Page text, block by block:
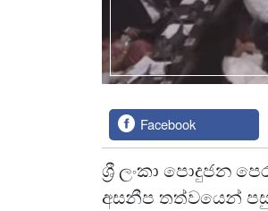
Facebook
ශ්‍රී ලංකා පොදුජන
අසනීප තත්වයෙන්